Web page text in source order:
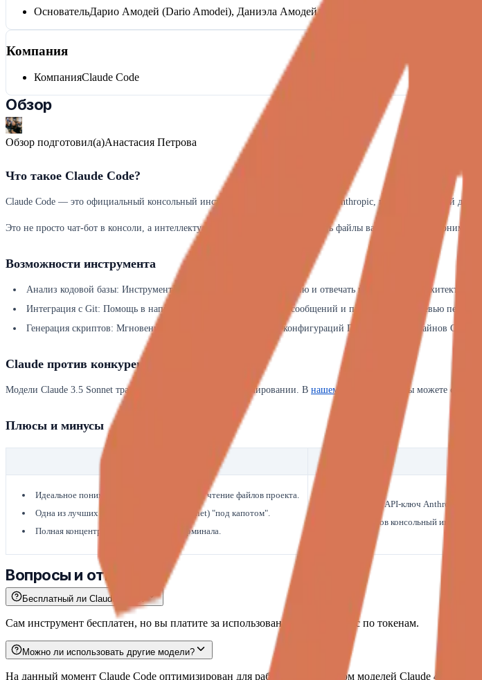
ОсновательДарио Амодей (Dario Amodei), Даниэла Амодей (Daniela Amodei)
Компания
КомпанияClaude Code
Обзор
Обзор подготовил(а)Анастасия Петрова
Что такое Claude Code?
Claude Code — это официальный консольный инструмент (CLI) от компании Anthropic, предоставляющий
Это не просто чат-бот в консоли, а интеллектуальный агент. Он может читать файлы вашего проекта,
Возможности инструмента
Анализ кодовой базы: Инструмент может сканировать директорию и отвечать на вопросы об архитектуре
Интеграция с Git: Помощь в написании осмысленных коммит-сообщений и проведении код-ревью перед
Генерация скриптов: Мгновенное написание bash-скриптов, конфигураций Docker или пайплайнов CI/CD.
Claude против конкурентов
Модели Claude 3.5 Sonnet традиционно сильны в программировании. В нашем каталоге LLM вы можете
Плюсы и минусы
Идеальное понимание контекста и глубокое чтение файлов проекта.
Одна из лучших моделей (Claude 3.5 Sonnet) "под капотом".
Полная концентрация без выхода из терминала.
Необходим API-ключ Anthropic.
Для визуалов консольный
Вопросы и ответы
Бесплатный ли Claude Code?
Сам инструмент бесплатен, но вы платите за использование API Anthropic по токенам.
Можно ли использовать другие модели?
На данный момент Claude Code оптимизирован для работы с семейством моделей Claude 4.6 и 4.7.